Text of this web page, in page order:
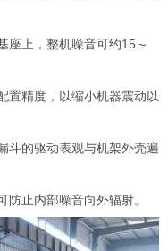
座上，整机噪音可约15～
置精度，以缩小机器震动以
斗的驱动表观与机架外壳遍
止内部噪音向外辐射。